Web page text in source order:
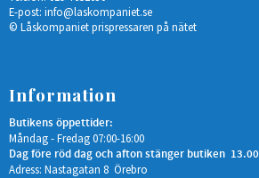
E-post: info@laskompaniet.se
© Låskompaniet prispressaren på nätet
Information
Butikens öppettider:
Måndag - Fredag 07:00-16:00
Dag före röd dag och afton stänger butiken 13.00
Adress: Nastagatan 8 Örebro